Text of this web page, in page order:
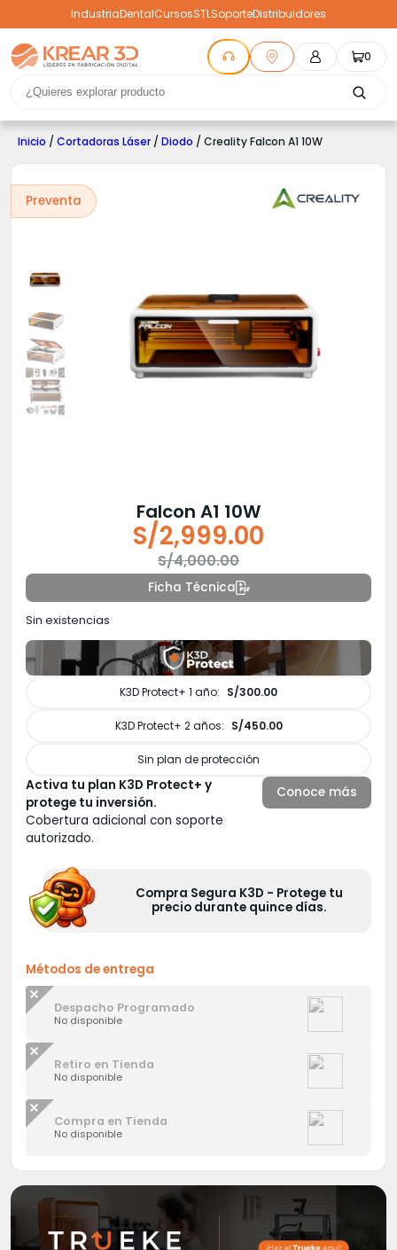
IndustriaDentalCursosSTLSoporteDistribuidores
0
Inicio / Cortadoras Láser / Diodo / Creality Falcon A1 10W
Preventa
Falcon A1 10W
S/4,000.00
precio
original
era:
S/4,000.00.
S/2,999.00
precio
actual
es:
S/2,999.00.
Ficha Técnica
Sin existencias
K3D Protect+ 1 año: S/300.00
K3D Protect+ 2 años: S/450.00
Sin plan de protección
Activa tu plan K3D Protect+ y
protege tu inversión.
Cobertura adicional con soporte
autorizado.
Conoce más
Compra Segura K3D - Protege tu
precio durante quince días.
Métodos de entrega
Despacho Programado
No disponible
Retiro en Tienda
No disponible
Compra en Tienda
No disponible